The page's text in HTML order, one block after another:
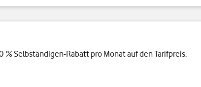
Selbständigen-Rabatt pro Monat auf den Tarifpreis.